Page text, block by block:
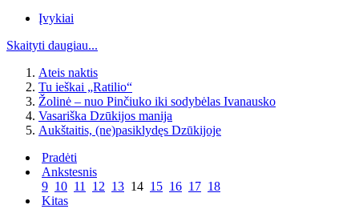
Įvykiai
Skaityti daugiau...
Ateis naktis
Tu ieškai „Ratilio“
Žolinė – nuo Pinčiuko iki sodybėlas Ivanausko
Vasariška Dzūkijos manija
Aukštaitis, (ne)pasiklydęs Dzūkijoje
Pradėti
Ankstesnis
9 10 11 12 13 14 15 16 17 18
Kitas